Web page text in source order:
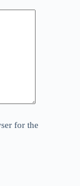
for the